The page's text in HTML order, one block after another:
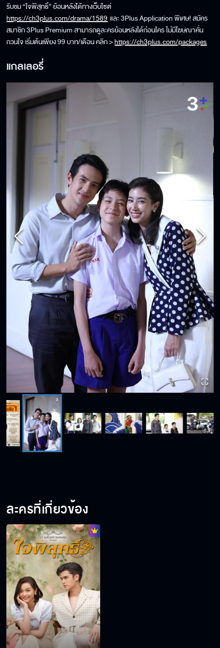
รับชม “ใจพิสุทธิ์” ย้อนหลังได้ทางเว็บไซต์
https://ch3plus.com/drama/1589และ 3Plus Application พิเศษ! สมัคร
สมาชิก 3Plus Premium สามารถดูละครย้อนหลังได้ก่อนใคร ไม่มีโฆษณาคั่น
กวนใจ เริ่มต้นเพียง 99 บาท/เดือน คลิก >https://ch3plus.com/packages
แกลเลอรี่
ละครที่เกี่ยวข้อง